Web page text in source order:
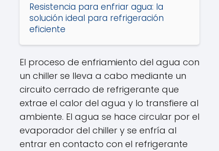
Resistencia para enfriar agua: la
solución ideal para refrigeración
eficiente
El proceso de enfriamiento del agua con
un chiller se lleva a cabo mediante un
circuito cerrado de refrigerante que
extrae el calor del agua y lo transfiere al
ambiente. El agua se hace circular por el
evaporador del chiller y se enfría al
entrar en contacto con el refrigerante